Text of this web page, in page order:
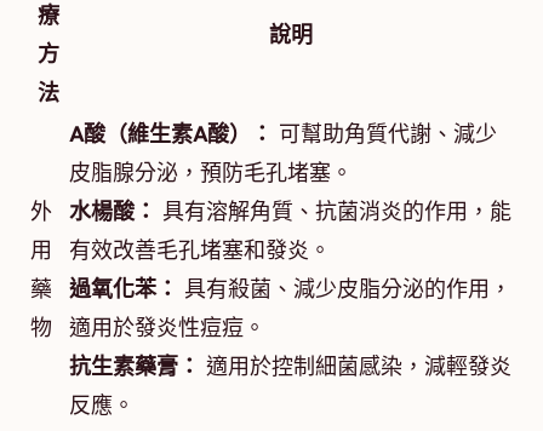
療
方
法
說明
外
用
藥
物
A酸（維生素A酸）： 可幫助角質代謝、減少
皮脂腺分泌，預防毛孔堵塞。
水楊酸： 具有溶解角質、抗菌消炎的作用，能
有效改善毛孔堵塞和發炎。
過氧化苯： 具有殺菌、減少皮脂分泌的作用，
適用於發炎性痘痘。
抗生素藥膏： 適用於控制細菌感染，減輕發炎
反應。